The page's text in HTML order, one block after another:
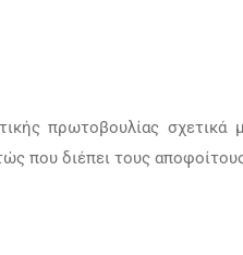
πρωτοβουλίας σχετικά
που διέπει τους